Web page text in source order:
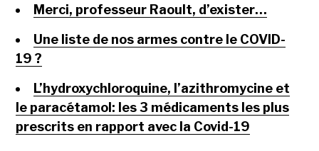
Merci, professeur Raoult, d’exister…
Une liste de nos armes contre le COVID-
19 ?
L’hydroxychloroquine, l’azithromycine et
le paracétamol: les 3 médicaments les plus
prescrits en rapport avec la Covid-19